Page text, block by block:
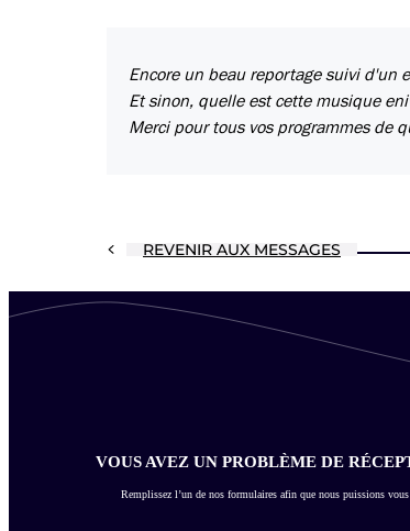
Encore un beau reportage suivi d'un
Et sinon, quelle est cette musique
Merci pour tous vos programmes de
REVENIR AUX MESSAGES
VOUS AVEZ UN PROBLÈME DE
Remplissez l’un de nos formulaires afin que nous puissions vous